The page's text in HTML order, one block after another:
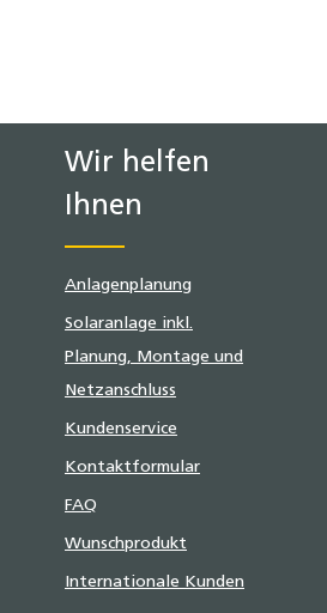
Wir helfen
Ihnen
Anlagenplanung
Solaranlage inkl.
Planung, Montage und
Netzanschluss
Kundenservice
Kontaktformular
FAQ
Wunschprodukt
Internationale Kunden